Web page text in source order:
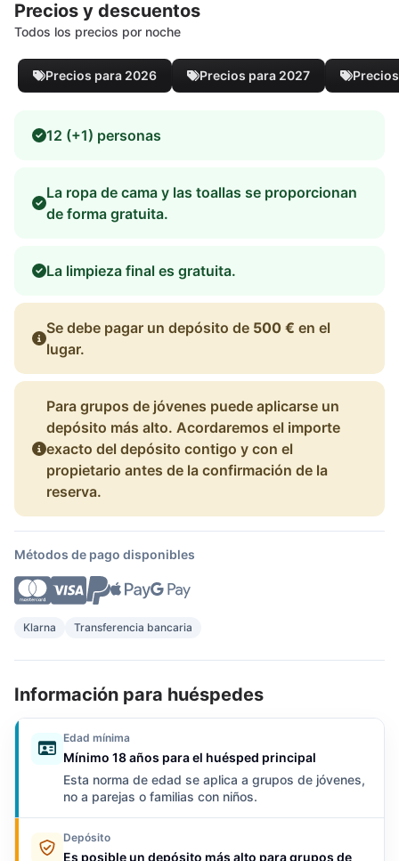
Precios y descuentos
Todos los precios por noche
Precios para 2026 Precios para 2027
12 (+1) personas
La ropa de cama y las toallas se proporcionan
de forma gratuita.
La limpieza final es gratuita.
Se debe pagar un depósito de 500 € en el
lugar.
Para grupos de jóvenes puede aplicarse un
depósito más alto. Acordaremos el importe
exacto del depósito contigo y con el
propietario antes de la confirmación de la
reserva.
Métodos de pago disponibles
Klarna Transferencia bancaria
Información para huéspedes
Edad mínima
Mínimo 18 años para el huésped principal
Esta norma de edad se aplica a grupos de jóvenes,
no a parejas o familias con niños.
Depósito
Es posible un depósito más alto para grupos de